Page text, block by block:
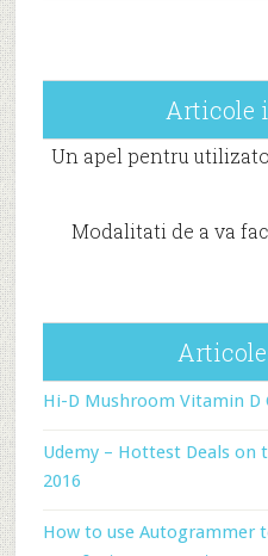
Articole
Un apel pentru
Modalitati de a va
Hi-D Mushroom Vitamin D
Udemy – Hottest Deals on
2016
How to use Autogrammer